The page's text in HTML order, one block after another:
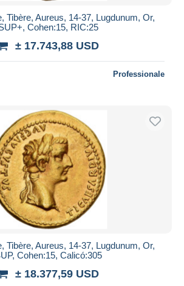
Tibère, Aureus, 14-37, Lugdunum, Or,
Cohen:15, RIC:25
± 17.743,88 USD
Professionale
Tibère, Aureus, 14-37, Lugdunum, Or,
Cohen:15, Calicó:305
± 18.377,59 USD